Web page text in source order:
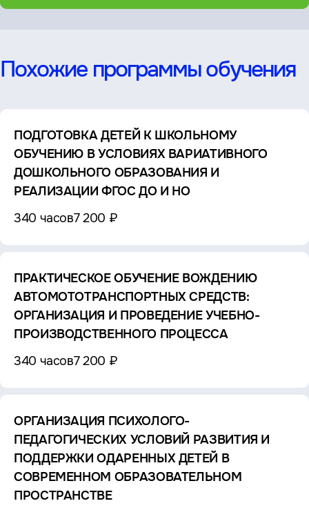
Похожие программы обучения
ПОДГОТОВКА ДЕТЕЙ К ШКОЛЬНОМУ
ОБУЧЕНИЮ В УСЛОВИЯХ ВАРИАТИВНОГО
ДОШКОЛЬНОГО ОБРАЗОВАНИЯ И
РЕАЛИЗАЦИИ ФГОС ДО И НО
340 часов7 200 ₽
ПРАКТИЧЕСКОЕ ОБУЧЕНИЕ ВОЖДЕНИЮ
АВТОМОТОТРАНСПОРТНЫХ СРЕДСТВ:
ОРГАНИЗАЦИЯ И ПРОВЕДЕНИЕ УЧЕБНО-
ПРОИЗВОДСТВЕННОГО ПРОЦЕССА
340 часов7 200 ₽
ОРГАНИЗАЦИЯ ПСИХОЛОГО-
ПЕДАГОГИЧЕСКИХ УСЛОВИЙ РАЗВИТИЯ И
ПОДДЕРЖКИ ОДАРЕННЫХ ДЕТЕЙ В
СОВРЕМЕННОМ ОБРАЗОВАТЕЛЬНОМ
ПРОСТРАНСТВЕ